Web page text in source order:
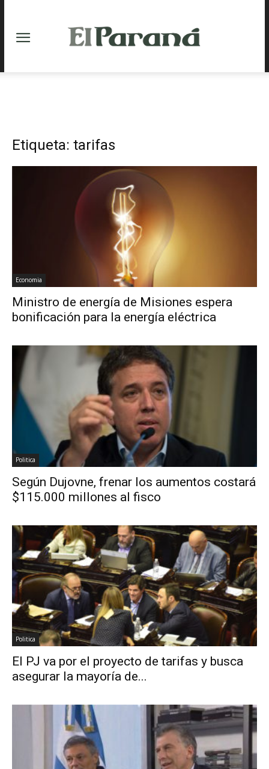
Etiqueta: tarifas
Economia
Ministro de energía de Misiones espera
bonificación para la energía eléctrica
Politica
Según Dujovne, frenar los aumentos costará
$115.000 millones al fisco
Politica
El PJ va por el proyecto de tarifas y busca
asegurar la mayoría de...